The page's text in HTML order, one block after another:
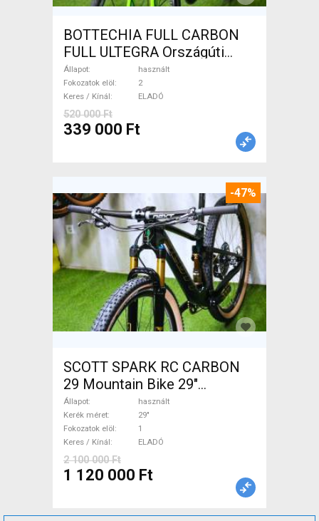
BOTTECHIA FULL CARBON
FULL ULTEGRA Országúti
használt ELADÓ
Állapot
használt
Fokozatok elöl
2
Keres / Kínál
ELADÓ
520 000 Ft
339 000 Ft
-47%
SCOTT SPARK RC CARBON
29 Mountain Bike 29"
össztelós / fully használt
ELADÓ
Állapot
használt
Kerék méret
29"
Fokozatok elöl
1
Keres / Kínál
ELADÓ
2 100 000 Ft
1 120 000 Ft